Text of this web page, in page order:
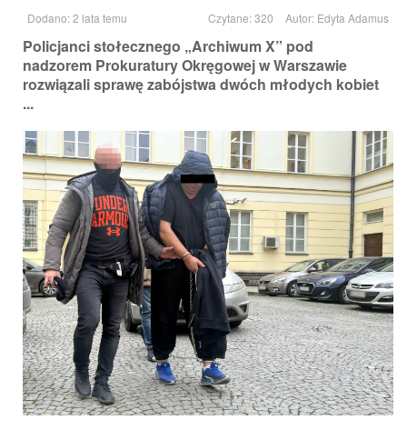
Dodano: 2 lata temu Czytane: 320 Autor: Edyta Adamus
Policjanci stołecznego „Archiwum X” pod
nadzorem Prokuratury Okręgowej w Warszawie
rozwiązali sprawę zabójstwa dwóch młodych kobiet
...